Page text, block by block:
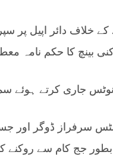
خلاف دائر اپیل پر
نوٹس جاری کرتے
سرفراز ڈوگر اور
جج کام سے روکنے کا